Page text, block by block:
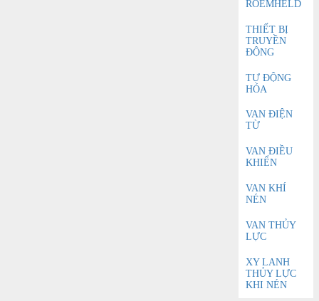
ROEMHELD
THIẾT BỊ
TRUYỀN
ĐỘNG
TỰ ĐỘNG
HÓA
VAN ĐIỆN
TỪ
VAN ĐIỀU
KHIỂN
VAN KHÍ
NÉN
VAN THỦY
LỰC
XY LANH
THỦY LỰC
KHI NÉN